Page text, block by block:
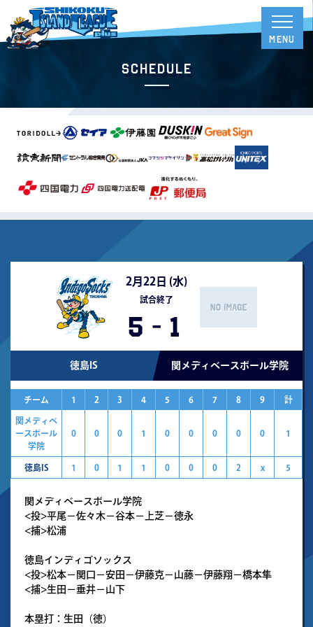
Schedule
2月22日 (水)
試合終了
5 - 1
徳島IS 関メディベースボール学院
チーム 1 2 3 4 5 6 7 8 9 計
関メディベ
ースボール
学院
0 0 0 1 0 0 0 0 0 1
徳島IS 1 0 1 1 0 0 0 2 x 5
関メディベースボール学院
<投>平尾－佐々木－谷本－上芝－徳永
<捕>松浦
徳島インディゴソックス
<投>松本－関口－安田－伊藤克－山藤－伊藤翔－橋本隼
<捕>生田－垂井－山下
本塁打：生田（徳）